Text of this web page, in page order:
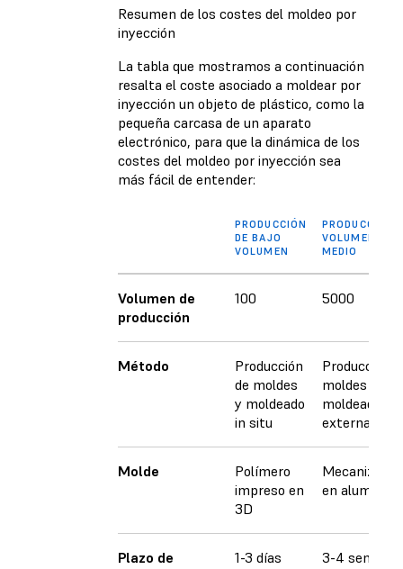
Resumen de los costes del moldeo por
inyección
La tabla que mostramos a continuación
resalta el coste asociado a moldear por
inyección un objeto de plástico, como la
pequeña carcasa de un aparato
electrónico, para que la dinámica de los
costes del moldeo por inyección sea
más fácil de entender:
PRODUCCIÓN
DE BAJO
VOLUMEN
PRODUCCIÓN
VOLUMEN
MEDIO
Volumen de
producción
100 5000
Método
Producción
de moldes
y moldeado
in situ
Producción
moldes y
moldeado
Molde
Polímero
impreso en
3D
Mecanizado
en aluminio
Plazo de
1-3 días 3-4